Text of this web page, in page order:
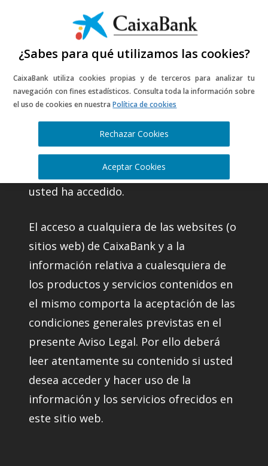
¿Sabes para qué utilizamos las cookies?
CaixaBank utiliza cookies propias y de terceros para analizar tu
navegación con fines estadísticos. Consulta toda la información sobre
el uso de cookies en nuestraPolítica de cookies
Rechazar Cookies
Aceptar Cookies
Información legal
del portal web
CaixaBank, S.A. (en adelante CaixaBank)
es la entidad titular del website al que
usted ha accedido.
El acceso a cualquiera de las websites (o
sitios web) de CaixaBank y a la
información relativa a cualesquiera de
los productos y servicios contenidos en
el mismo comporta la aceptación de las
condiciones generales previstas en el
presente Aviso Legal. Por ello deberá
leer atentamente su contenido si usted
desea acceder y hacer uso de la
información y los servicios ofrecidos en
este sitio web.